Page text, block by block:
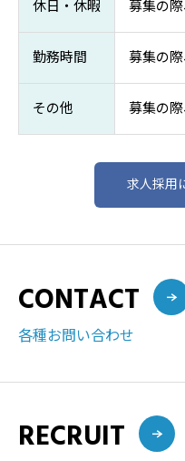
休日・休暇 募集の際
勤務時間 募集の際
その他 募集の際
求人採用
CONTACT
各種お問い合わせ
RECRUIT